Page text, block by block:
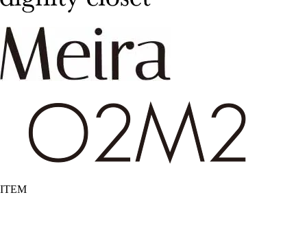
ITEM